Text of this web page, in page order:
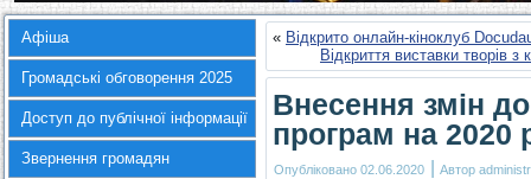
Афіша
Громадські обговорення 2025
Доступ до публічної інформації
Звернення громадян
« Відкрито онлайн-кіноклуб
Відкриття виставки творів
Внесення змін
програм на 2020
Опубліковано 02.06.2020 | Автор